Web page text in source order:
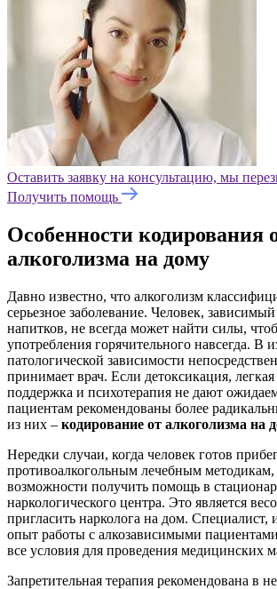
Оставить заявку на консультацию, мы
Получить помощь
Особенности кодирования
алкоголизма на дому
Давно известно, что алкоголизм
серьезное заболевание. Человек,
напитков, не всегда может найти силы,
употребления горячительного навсегда. В
патологической зависимости
принимает врач. Если детоксикация,
поддержка и психотерапия не дают
пациентам рекомендованы более
из них – кодирование от алкоголизма на
Нередки случаи, когда человек готов
противоалкогольным лечебным
возможности получить помощь в
наркологического центра. Это является
пригласить нарколога на дом. Специалист,
опыт работы с алкозависимыми
все условия для проведения медицинских
Запретительная терапия рекомендована в